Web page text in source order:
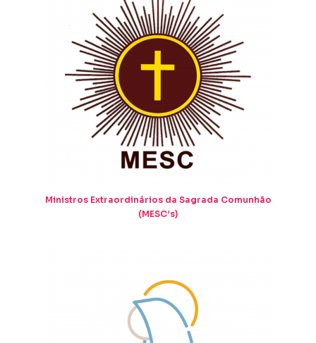
Ministros Extraordinários da Sagrada Comunhão
(MESC’s)